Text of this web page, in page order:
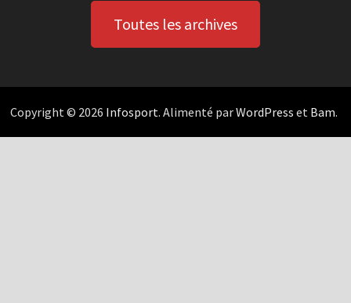
Toutes les archives
Copyright © 2026 Infosport. Alimenté parWordPress et Bam.